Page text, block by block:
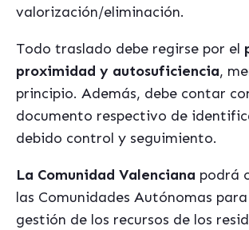
valorización/eliminación.
Todo traslado debe regirse por el
proximidad y autosuficiencia,
principio. Además, debe contar
documento respectivo de
debido control y seguimiento.
La Comunidad Valenciana podrá
las Comunidades Autónomas
gestión de los recursos de los